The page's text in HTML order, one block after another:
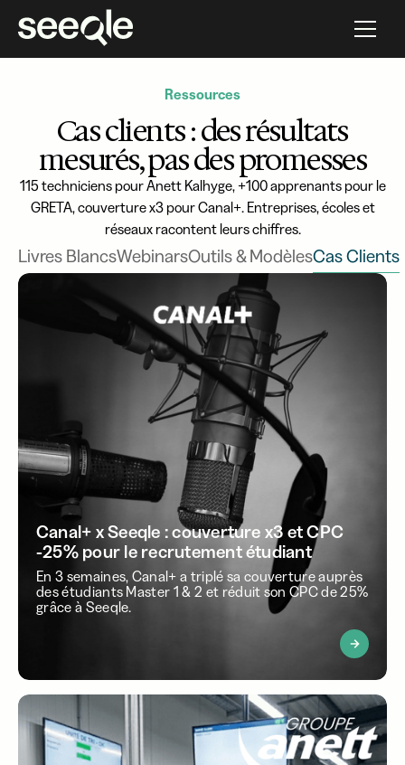
Ressources
Cas clients : des résultats
mesurés, pas des promesses
115 techniciens pour Anett Kalhyge, +100 apprenants pour le
GRETA, couverture x3 pour Canal+. Entreprises, écoles et
réseaux racontent leurs chiffres.
Livres BlancsWebinarsOutils & ModèlesCas Clients
Canal+ x Seeqle : couverture x3 et CPC
-25% pour le recrutement étudiant
En 3 semaines, Canal+ a triplé sa couverture auprès
des étudiants Master 1 & 2 et réduit son CPC de 25%
grâce à Seeqle.